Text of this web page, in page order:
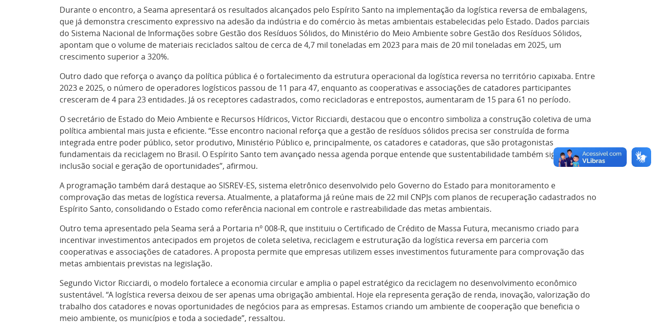
Durante o encontro, a Seama apresentará os resultados alcançados pelo Espírito Santo na implementação da logística reversa de embalagens,
que já demonstra crescimento expressivo na adesão da indústria e do comércio às metas ambientais estabelecidas pelo Estado. Dados parciais
do Sistema Nacional de Informações sobre Gestão dos Resíduos Sólidos, do Ministério do Meio Ambiente sobre Gestão dos Resíduos Sólidos,
apontam que o volume de materiais reciclados saltou de cerca de 4,7 mil toneladas em 2023 para mais de 20 mil toneladas em 2025, um
crescimento superior a 320%.
Outro dado que reforça o avanço da política pública é o fortalecimento da estrutura operacional da logística reversa no território capixaba. Entre
2023 e 2025, o número de operadores logísticos passou de 11 para 47, enquanto as cooperativas e associações de catadores participantes
cresceram de 4 para 23 entidades. Já os receptores cadastrados, como recicladoras e entrepostos, aumentaram de 15 para 61 no período.
O secretário de Estado do Meio Ambiente e Recursos Hídricos, Victor Ricciardi, destacou que o encontro simboliza a construção coletiva de uma
política ambiental mais justa e eficiente. “Esse encontro nacional reforça que a gestão de resíduos sólidos precisa ser construída de forma
integrada entre poder público, setor produtivo, Ministério Público e, principalmente, os catadores e catadoras, que são protagonistas
fundamentais da reciclagem no Brasil. O Espírito Santo tem avançado nessa agenda porque entende que sustentabilidade também significa
inclusão social e geração de oportunidades”, afirmou.
A programação também dará destaque ao SISREV-ES, sistema eletrônico desenvolvido pelo Governo do Estado para monitoramento e
comprovação das metas de logística reversa. Atualmente, a plataforma já reúne mais de 22 mil CNPJs com planos de recuperação cadastrados no
Espírito Santo, consolidando o Estado como referência nacional em controle e rastreabilidade das metas ambientais.
Outro tema apresentado pela Seama será a Portaria nº 008-R, que instituiu o Certificado de Crédito de Massa Futura, mecanismo criado para
incentivar investimentos antecipados em projetos de coleta seletiva, reciclagem e estruturação da logística reversa em parceria com
cooperativas e associações de catadores. A proposta permite que empresas utilizem esses investimentos futuramente para comprovação das
metas ambientais previstas na legislação.
Segundo Victor Ricciardi, o modelo fortalece a economia circular e amplia o papel estratégico da reciclagem no desenvolvimento econômico
sustentável. “A logística reversa deixou de ser apenas uma obrigação ambiental. Hoje ela representa geração de renda, inovação, valorização do
trabalho dos catadores e novas oportunidades de negócios para as empresas. Estamos criando um ambiente de cooperação que beneficia o
meio ambiente, os municípios e toda a sociedade”, ressaltou.